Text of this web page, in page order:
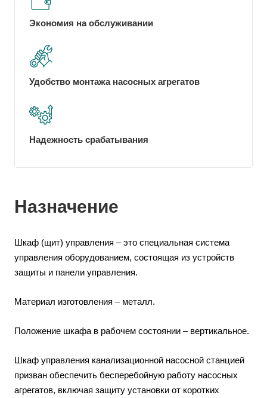
Экономия на обслуживании
Удобство монтажа насосных агрегатов
Надежность срабатывания
Назначение
Шкаф (щит) управления – это специальная система
управления оборудованием, состоящая из устройств
защиты и панели управления.
Материал изготовления – металл.
Положение шкафа в рабочем состоянии – вертикальное.
Шкаф управления канализационной насосной станцией
призван обеспечить бесперебойную работу насосных
агрегатов, включая защиту установки от коротких